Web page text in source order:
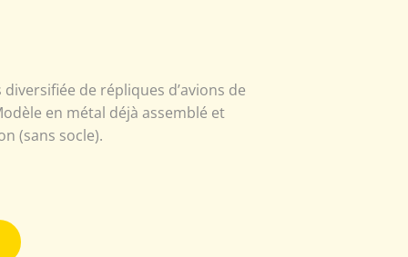
de répliques d’avions de
en métal déjà assemblé et
(sans socle).